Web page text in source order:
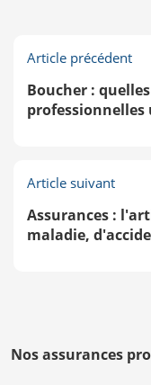
Article précédent
Boucher :
professionnelles
Article suivant
Assurances :
maladie,
Nos assurances pro